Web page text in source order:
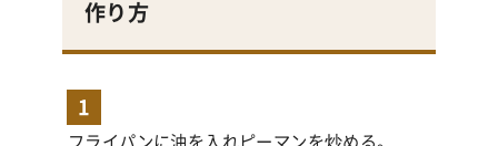
作り方
1
フライパンに油を入れピーマンを炒める。